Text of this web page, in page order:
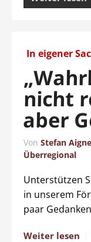
In eigener
nicht
aber
Von Stefan
Überregional
Unterstützen
in unserem
paar
Weiter lesen